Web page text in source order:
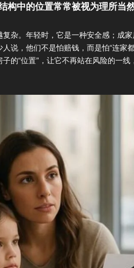
构中的位置常常被视为理所当
杂。年轻时，它是一种安全感；成
说，他们不是怕赔钱，而是怕“连家
的“位置”，让它不再站在风险的一